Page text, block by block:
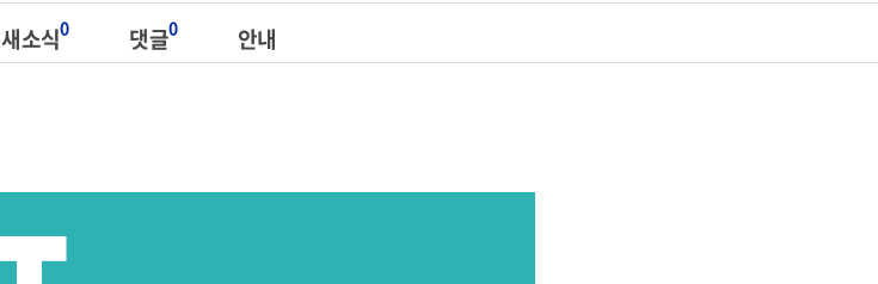
새소식0 댓글0 안내